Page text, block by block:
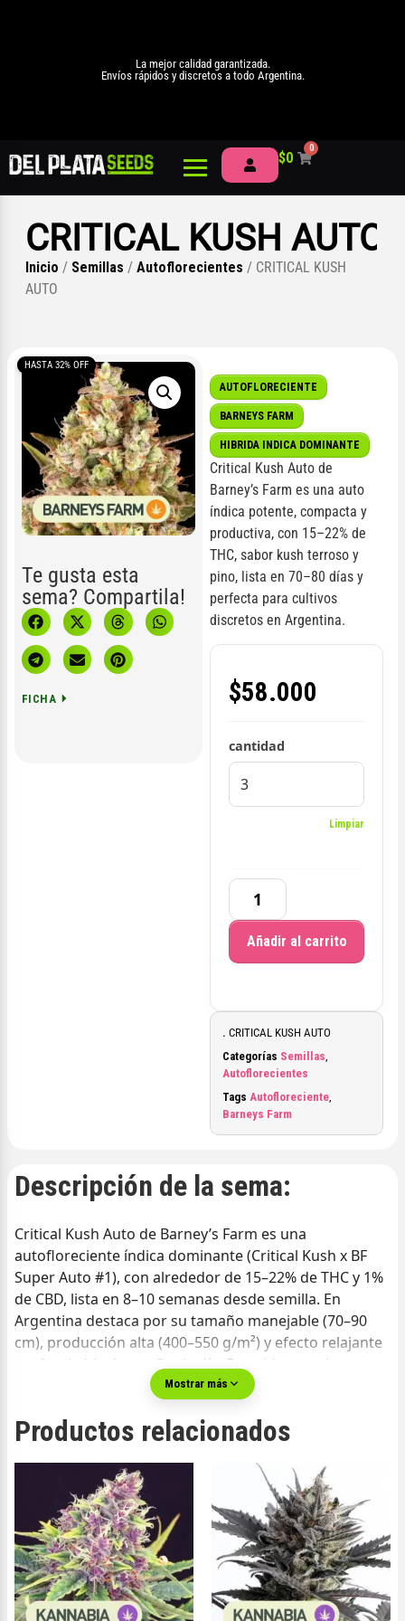
La mejor calidad garantizada.
Envíos rápidos y discretos a todo Argentina.
$0
0
CRITICAL KUSH AUTO
Inicio / Semillas / Autoflorecientes / CRITICAL KUSH
AUTO
HASTA 32% OFF
Te gusta esta
sema? Compartila!
FICHA
AUTOFLORECIENTE
BARNEYS FARM
HIBRIDA INDICA DOMINANTE
Critical Kush Auto de
Barney’s Farm es una auto
índica potente, compacta y
productiva, con 15–22% de
THC, sabor kush terroso y
pino, lista en 70–80 días y
perfecta para cultivos
discretos en Argentina.
$58.000
cantidad
Limpiar
Añadir al carrito
. CRITICAL KUSH AUTO
Categorías Semillas
Autoflorecientes
Tags Autofloreciente
Barneys Farm
Descripción de la sema:
Critical Kush Auto de Barney’s Farm es una
autofloreciente índica dominante (Critical Kush x BF
Super Auto #1), con alrededor de 15–22% de THC y 1%
de CBD, lista en 8–10 semanas desde semilla. En
Argentina destaca por su tamaño manejable (70–90
cm), producción alta (400–550 g/m²) y efecto relajante
profundo ideal para fin de día. En cultivos reales en
Argentina se comporta como una planta noble, fácil de
aireados.
Ficha técnica de Critical Kush
Auto – Barney’s Farm
Genética / linaje exacto
Critical Kush x BF Super Auto #1 (ruderalis)
90% índica / 10% sativa
Fuentes canónicas:Barney’s Farm,Seedfinder.
Mostrar más
Productos relacionados